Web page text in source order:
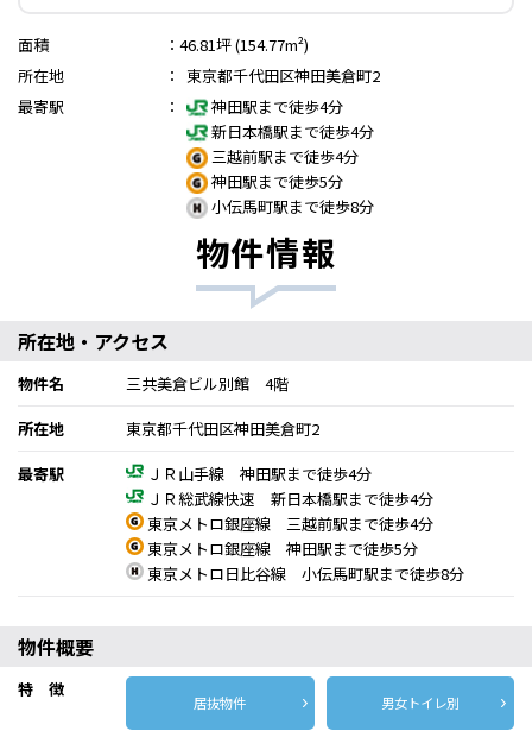
面積 ： 46.81坪 (154.77m²)
所在地
：
東京都千代田区神田美倉町2
最寄駅
：
神田駅まで徒歩4分
新日本橋駅まで徒歩4分
三越前駅まで徒歩4分
神田駅まで徒歩5分
小伝馬町駅まで徒歩8分
物件情報
所在地・アクセス
物件名
三共美倉ビル別館 4階
所在地
東京都千代田区神田美倉町2
最寄駅
ＪＲ山手線 神田駅まで徒歩4分
ＪＲ総武線快速 新日本橋駅まで徒歩4分
東京メトロ銀座線 三越前駅まで徒歩4分
東京メトロ銀座線 神田駅まで徒歩5分
東京メトロ日比谷線 小伝馬町駅まで徒歩8分
物件概要
特 徴
居抜物件 男女トイレ別